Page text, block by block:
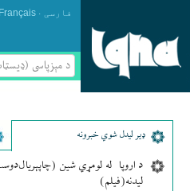
فارسی .
Français
د مېزپاسى
ډير لیدل شوي خبرونه
د اروپا له لومړي شین
لیدنه(فیلم)